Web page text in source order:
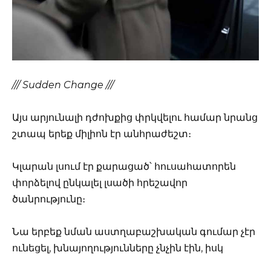
/// Sudden Change ///
Այս արյունալի դժոխքից փրկվելու համար նրանց
շտապ երեք միլիոն էր անհրաժեշտ։
Կլարան լսում էր քարացած՝ հուսահատորեն
փորձելով ընկալել լսածի հրեշավոր
ծանրությունը։
Նա երբեք նման աստղաբաշխական գումար չէր
ունեցել, խնայողությունները չնչին էին, իսկ